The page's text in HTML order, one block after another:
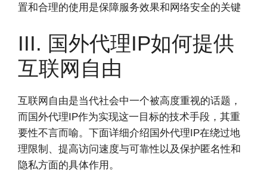
置和合理的使用是保障服务效果和网络安全的关键
III. 国外代理IP如何提供
互联网自由
互联网自由是当代社会中一个被高度重视的话题，
而国外代理IP作为实现这一目标的技术手段，其重
要性不言而喻。下面详细介绍国外代理IP在绕过地
理限制、提高访问速度与可靠性以及保护匿名性和
隐私方面的具体作用。